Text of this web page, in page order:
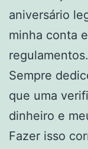
aniversário
minha conta
regulamentos.
Sempre
que uma
dinheiro e
Fazer isso